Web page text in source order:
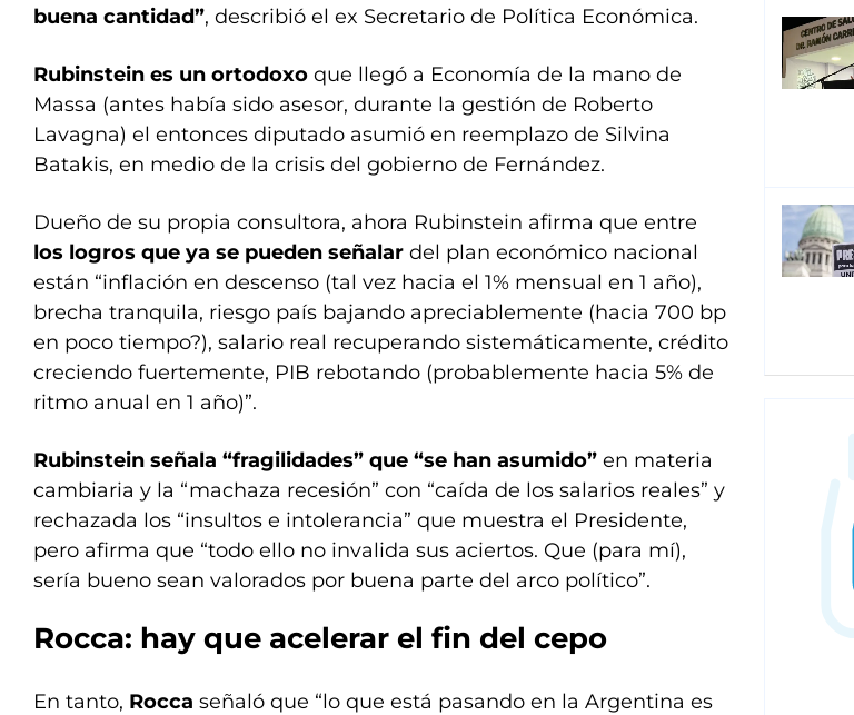
buena cantidad”, describió el ex Secretario de Política Económica.
Rubinstein es un ortodoxo que llegó a Economía de la mano de
Massa (antes había sido asesor, durante la gestión de Roberto
Lavagna) el entonces diputado asumió en reemplazo de Silvina
Batakis, en medio de la crisis del gobierno de Fernández.
Dueño de su propia consultora, ahora Rubinstein afirma que entre
los logros que ya se pueden señalar del plan económico nacional
están “inflación en descenso (tal vez hacia el 1% mensual en 1 año),
brecha tranquila, riesgo país bajando apreciablemente (hacia 700 bp
en poco tiempo?), salario real recuperando sistemáticamente, crédito
creciendo fuertemente, PIB rebotando (probablemente hacia 5% de
ritmo anual en 1 año)”.
Rubinstein señala “fragilidades” que “se han asumido” en materia
cambiaria y la “machaza recesión” con “caída de los salarios reales” y
rechazada los “insultos e intolerancia” que muestra el Presidente,
pero afirma que “todo ello no invalida sus aciertos. Que (para mí),
sería bueno sean valorados por buena parte del arco político”.
Rocca: hay que acelerar el fin del cepo
En tanto, Rocca señaló que “lo que está pasando en la Argentina es